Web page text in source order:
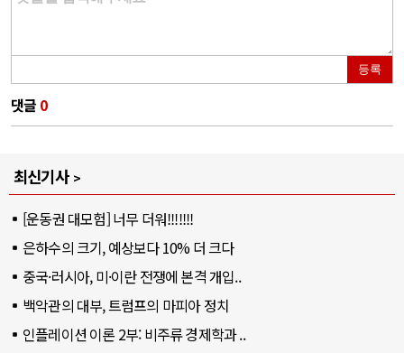
등록
댓글 0
최신기사
[운동권 대모험] 너무 더워!!!!!!!
은하수의 크기, 예상보다 10% 더 크다
중국·러시아, 미·이란 전쟁에 본격 개입..
백악관의 대부, 트럼프의 마피아 정치
인플레이션 이론 2부: 비주류 경제학과 ..